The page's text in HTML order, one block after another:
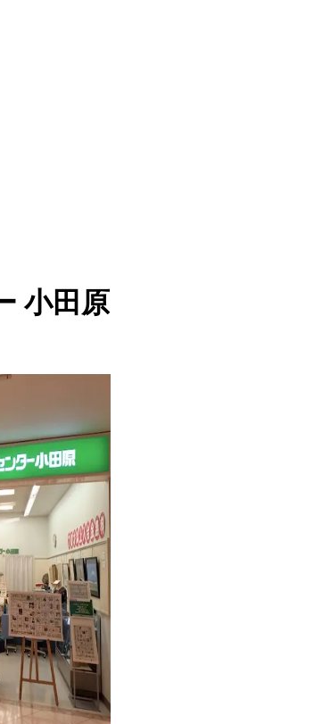
小田原